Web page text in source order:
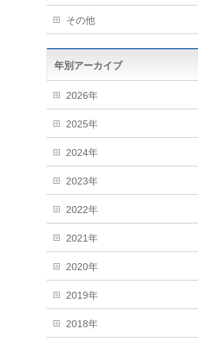
その他
年別アーカイブ
2026年
2025年
2024年
2023年
2022年
2021年
2020年
2019年
2018年